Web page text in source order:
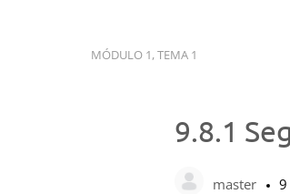
MÓDULO 1, TEMA 1
9.8.1
master 9